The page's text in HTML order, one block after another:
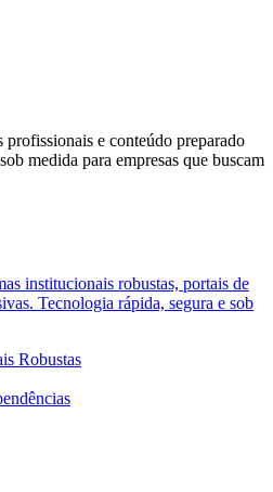
profissionais e conteúdo preparado
medida para empresas que buscam
institucionais robustas, portais de
Tecnologia rápida, segura e sob
Robustas